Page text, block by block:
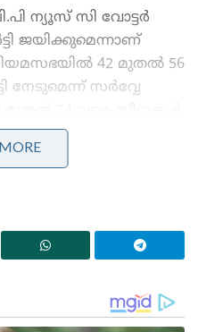
ന്യൂസ് സി വോട്ടര്‍
ജയിക്കുമെന്നാണ്
42 മുതല്‍ 56
നേടുമെന്ന് സര്‍വ്വേ
പറയുന്നു. കഴിഞ്ഞ
ലഭിച്ചത്. മുമ്പ്
ബിജെപി കേന്ദ്രങ്ങളെ
ബിജെപി